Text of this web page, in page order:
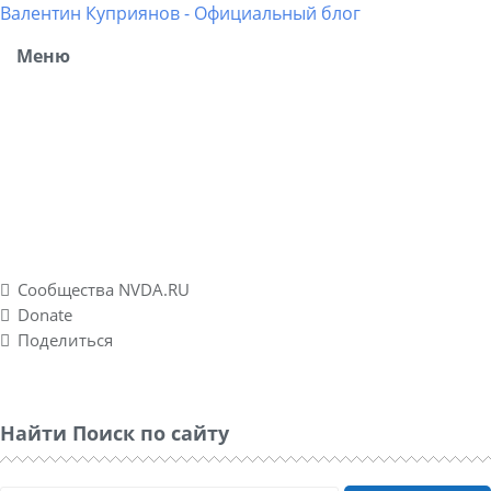
Валентин Куприянов - Официальный блог
Меню
Сообщества NVDA.RU
Donate
Поделиться
Найти Поиск по сайту